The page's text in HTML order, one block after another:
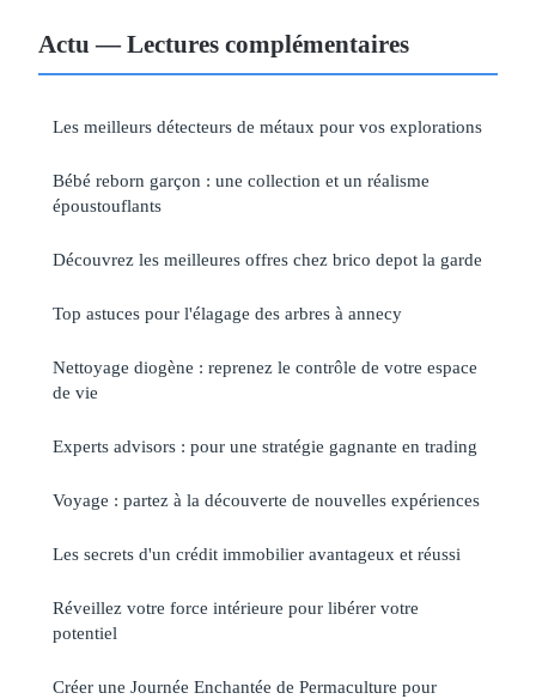
Actu — Lectures complémentaires
Les meilleurs détecteurs de métaux pour vos explorations
Bébé reborn garçon : une collection et un réalisme
époustouflants
Découvrez les meilleures offres chez brico depot la garde
Top astuces pour l'élagage des arbres à annecy
Nettoyage diogène : reprenez le contrôle de votre espace
de vie
Experts advisors : pour une stratégie gagnante en trading
Voyage : partez à la découverte de nouvelles expériences
Les secrets d'un crédit immobilier avantageux et réussi
Réveillez votre force intérieure pour libérer votre
potentiel
Créer une Journée Enchantée de Permaculture pour